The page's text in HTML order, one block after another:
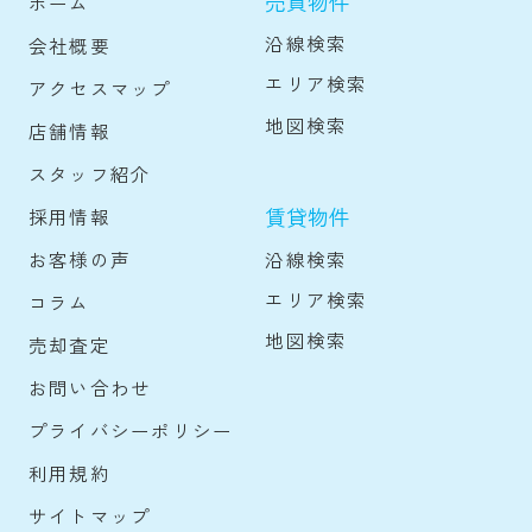
会社概要
アクセスマップ
店舗情報
スタッフ紹介
採用情報
お客様の声
コラム
売却査定
お問い合わせ
プライバシーポリシー
利用規約
サイトマップ
沿線検索
エリア検索
地図検索
賃貸物件
沿線検索
エリア検索
地図検索